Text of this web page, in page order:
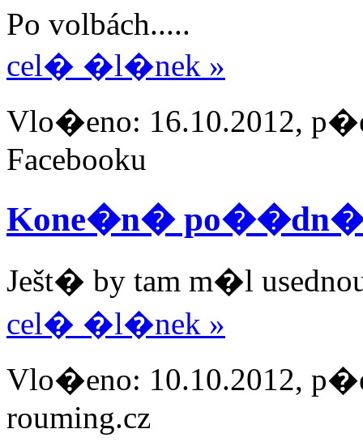
Po volbách.....
cel� �l�nek »
Vlo�eno: 16.10.2012,
Facebooku
Kone�n� po��dn�
Ješt� by tam m�l
cel� �l�nek »
Vlo�eno: 10.10.2012,
rouming.cz